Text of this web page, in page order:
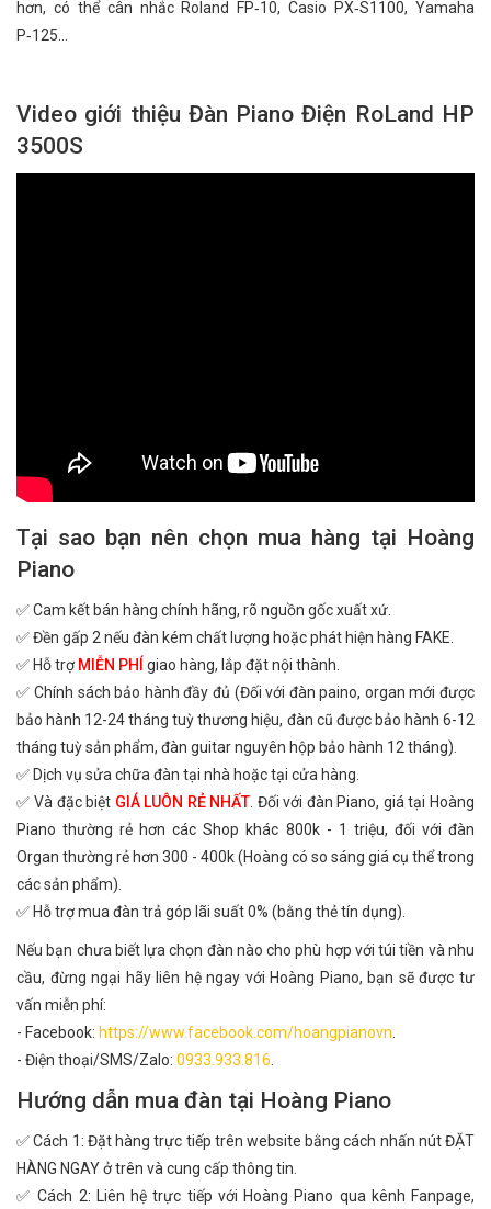
hơn, có thể cân nhắc Roland FP‑10, Casio PX‑S1100, Yamaha
P‑125…
Video giới thiệu Đàn Piano Điện RoLand HP
3500S
Tại sao bạn nên chọn mua hàng tại Hoàng
Piano
✅ Cam kết bán hàng chính hãng, rõ nguồn gốc xuất xứ.
✅ Đền gấp 2 nếu đàn kém chất lượng hoặc phát hiện hàng FAKE.
✅ Hỗ trợ MIỄN PHÍ giao hàng, lắp đặt nội thành.
✅ Chính sách bảo hành đầy đủ (Đối với đàn paino, organ mới được
bảo hành 12-24 tháng tuỳ thương hiệu, đàn cũ được bảo hành 6-12
tháng tuỳ sản phẩm, đàn guitar nguyên hộp bảo hành 12 tháng).
✅ Dịch vụ sửa chữa đàn tại nhà hoặc tại cửa hàng.
✅ Và đặc biệt GIÁ LUÔN RẺ NHẤT . Đối với đàn Piano, giá tại Hoàng
Piano thường rẻ hơn các Shop khác 800k - 1 triệu, đối với đàn
Organ thường rẻ hơn 300 - 400k (Hoàng có so sáng giá cụ thể trong
các sản phẩm).
✅ Hỗ trợ mua đàn trả góp lãi suất 0% (bằng thẻ tín dụng).
Nếu bạn chưa biết lựa chọn đàn nào cho phù hợp với túi tiền và nhu
cầu, đừng ngại hãy liên hệ ngay với Hoàng Piano, bạn sẽ được tư
vấn miễn phí:
- Facebook: https://www.facebook.com/hoangpianovn
- Điện thoại/SMS/Zalo: 0933.933.816
Hướng dẫn mua đàn tại Hoàng Piano
✅ Cách 1: Đặt hàng trực tiếp trên website bằng cách nhấn nút ĐẶT
HÀNG NGAY ở trên và cung cấp thông tin.
✅ Cách 2: Liên hệ trực tiếp với Hoàng Piano qua kênh Fanpage,